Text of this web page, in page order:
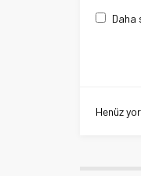
Daha
Henüz